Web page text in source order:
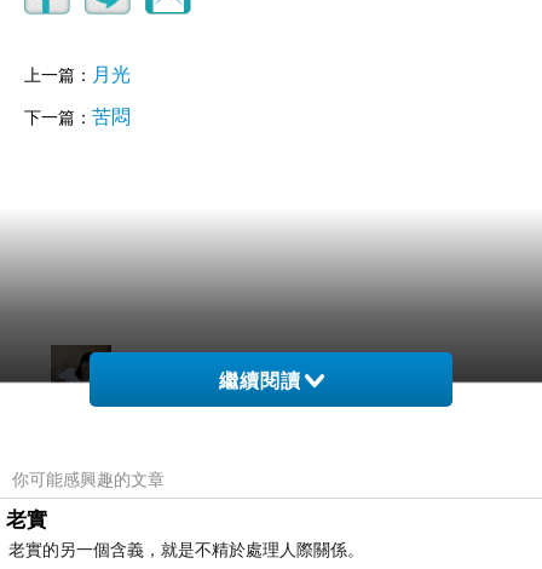
上一篇： 月光
下一篇： 苦悶
2024-10-01 01:45:21
點燃不起群星
叫醒每一雙眼
繼續閱讀
你可能感興趣的文章
老實
老實的另一個含義，就是不精於處理人際關係。